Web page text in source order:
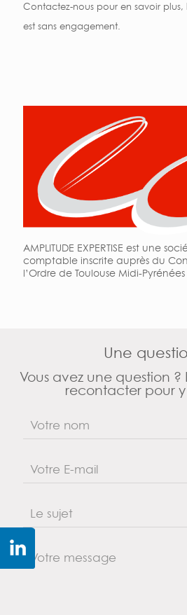
Contactez-nous pour en savoir plus,
est sans engagement.
AMPLITUDE EXPERTISE est une
comptable inscrite auprès du
l’Ordre de Toulouse Midi-Pyrénées
Une
Vous avez une question ?
recontacter pour